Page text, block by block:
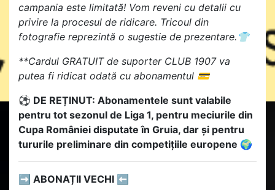
campania este limitată! Vom reveni cu detalii cu
privire la procesul de ridicare. Tricoul din
fotografie reprezintă o sugestie de prezentare.👕
**Cardul GRATUIT de suporter CLUB 1907 va
putea fi ridicat odată cu abonamentul 💳
⚽ DE REȚINUT: Abonamentele sunt valabile
pentru tot sezonul de Liga 1, pentru meciurile din
Cupa României disputate în Gruia, dar și pentru
tururile preliminare din competițiile europene 🌍
➡️ ABONAȚII VECHI ⬅️